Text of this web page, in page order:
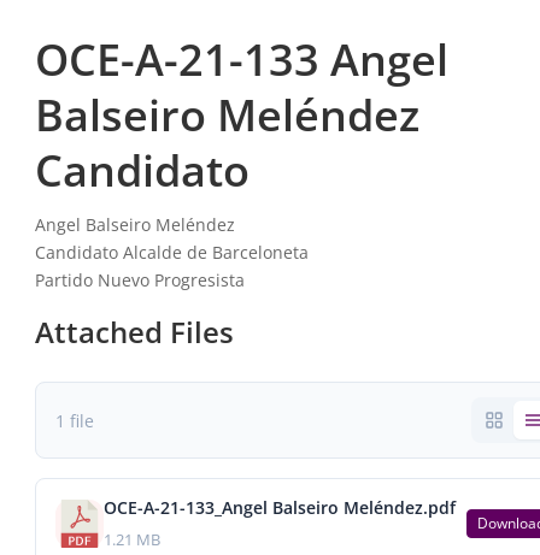
OCE-A-21-133 Angel
Balseiro Meléndez
Candidato
Angel Balseiro Meléndez
Candidato Alcalde de Barceloneta
Partido Nuevo Progresista
Attached Files
1 file
OCE-A-21-133_Angel Balseiro Meléndez.pdf
1.21 MB